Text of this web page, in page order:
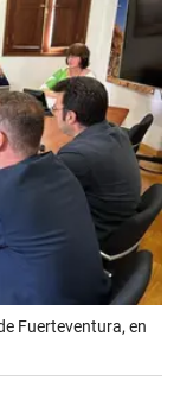
Fuerteventura, en